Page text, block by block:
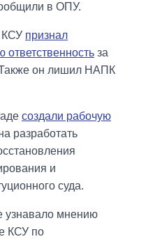
в ОПУ.
КСУ признал
ответственность за
он лишил НАПК
создали рабочую
разработать
и
суда.
узнавало мнению
КСУ по